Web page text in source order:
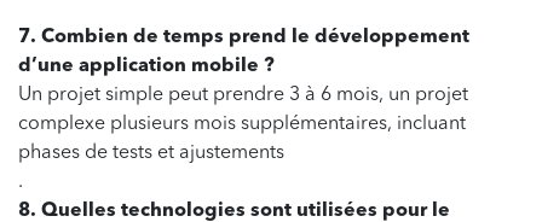
7. Combien de temps prend le développement
d’une application mobile ?
Un projet simple peut prendre 3 à 6 mois, un projet
complexe plusieurs mois supplémentaires, incluant
phases de tests et ajustements
.
8. Quelles technologies sont utilisées pour le